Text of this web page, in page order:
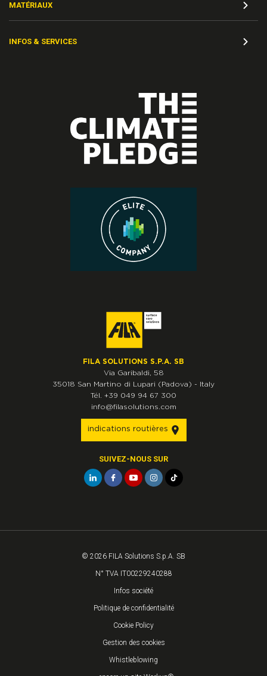
MATÉRIAUX
INFOS & SERVICES
FILA SOLUTIONS S.P.A. SB
Via Garibaldi, 58
35018 San Martino di Lupari (Padova) - Italy
Tél. +39 049 94 67 300
info@filasolutions.com
indications routières
SUIVEZ-NOUS SUR
© 2026 FILA Solutions S.p.A. SB
N° TVA IT00229240288
Infos société
Politique de confidentialité
Cookie Policy
Gestion des cookies
Whistleblowing